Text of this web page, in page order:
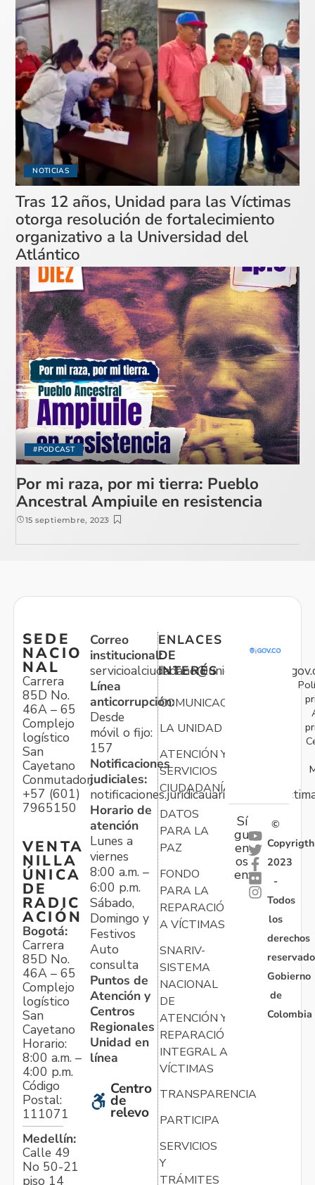
NOTICIAS
Tras 12 años, Unidad para las Víctimas
otorga resolución de fortalecimiento
organizativo a la Universidad del
Atlántico
#PODCAST
Por mi raza, por mi tierra: Pueblo
Ancestral Ampiuile en resistencia
15 septiembre, 2023
SEDE
NACIO
NAL
Carrera
85D No.
46A – 65
Complejo
logístico
San
Cayetano
Conmutador:
+57 (601)
7965150
VENTA
NILLA
ÚNICA
DE
RADIC
ACIÓN
Bogotá:
Carrera
85D No.
46A – 65
Complejo
logístico
San
Cayetano
Horario:
8:00 a.m. –
4:00 p.m.
Código
Postal:
111071
Medellín:
Calle 49
No 50-21
piso 14
Correo
institucional:
Línea
anticorrupción:
Desde
móvil o fijo:
157
Notificaciones
judiciales:
Horario de
atención
Lunes a
viernes
8:00 a.m. –
6:00 p.m.
Sábado,
Domingo y
Festivos
Auto
consulta
Puntos de
Atención y
Centros
Regionales
Unidad en
línea
Centro
de
relevo
ENLACES
DE
INTERÉS
COMUNICACIONES
LA UNIDAD
ATENCIÓN Y
SERVICIOS
CIUDADANÍA
DATOS
PARA LA
PAZ
FONDO
PARA LA
REPARACIÓN
A VÍCTIMAS
SNARIV-
SISTEMA
NACIONAL
DE
ATENCIÓN Y
REPARACIÓN
INTEGRAL A
VÍCTIMAS
TRANSPARENCIA
PARTICIPA
SERVICIOS
Y
TRÁMITES
Sí
gu
en
os
en:
©
Copyrigth
2023
-
Todos
los
derechos
Gobierno
de
Colombia